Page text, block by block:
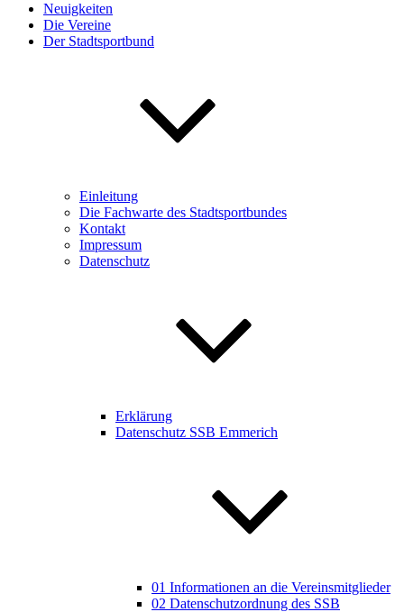
Neuigkeiten
Die Vereine
Der Stadtsportbund
Einleitung
Die Fachwarte des Stadtsportbundes
Kontakt
Impressum
Datenschutz
Erklärung
Datenschutz SSB Emmerich
01 Informationen an die Vereinsmitglieder
02 Datenschutzordnung des SSB